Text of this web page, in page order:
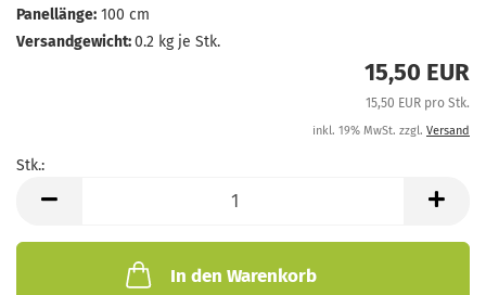
Panellänge: 100 cm
Versandgewicht:0.2 kg je Stk.
15,50 EUR
15,50 EUR pro Stk.
inkl. 19% MwSt. zzgl. Versand
Stk.:
In den Warenkorb